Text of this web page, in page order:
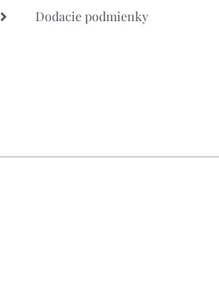
Dodacie podmienky